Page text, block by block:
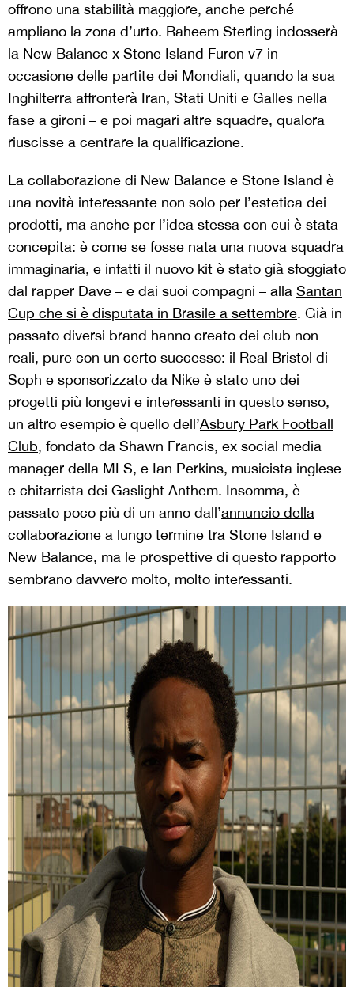
offrono una stabilità maggiore, anche perché
ampliano la zona d’urto. Raheem Sterling indosserà
la New Balance x Stone Island Furon v7 in
occasione delle partite dei Mondiali, quando la sua
Inghilterra affronterà Iran, Stati Uniti e Galles nella
fase a gironi – e poi magari altre squadre, qualora
riuscisse a centrare la qualificazione.
La collaborazione di New Balance e Stone Island è
una novità interessante non solo per l’estetica dei
prodotti, ma anche per l’idea stessa con cui è stata
concepita: è come se fosse nata una nuova squadra
immaginaria, e infatti il nuovo kit è stato già sfoggiato
dal rapper Dave – e dai suoi compagni – alla Santan
Cup che si è disputata in Brasile a settembre. Già in
passato diversi brand hanno creato dei club non
reali, pure con un certo successo: il Real Bristol di
Soph e sponsorizzato da Nike è stato uno dei
progetti più longevi e interessanti in questo senso,
un altro esempio è quello dell’Asbury Park Football
Club, fondato da Shawn Francis, ex social media
manager della MLS, e Ian Perkins, musicista inglese
e chitarrista dei Gaslight Anthem. Insomma, è
passato poco più di un anno dall’annuncio della
collaborazione a lungo termine tra Stone Island e
New Balance, ma le prospettive di questo rapporto
sembrano davvero molto, molto interessanti.